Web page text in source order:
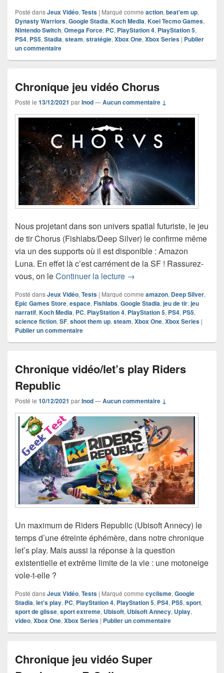
Posté dansJeux Vidéo, Tests | Marqué comme action, beat'em up,
Dynasty Warriors, Google Stadia, Koch Media, Koei Tecmo Games,
Nintendo Switch, Omega Force, PC, PlayStation 4, PlayStation 5,
PS4, PS5, Stadia, steam, stratégie, Xbox One, Xbox Series | Publier
un commentaire
Chronique jeu vidéo Chorus
Posté le 13/12/2021 parInod—Aucun commentaire ↓
Nous projetant dans son univers spatial futuriste, le jeu
de tir Chorus (Fishlabs/Deep Silver) le confirme même
via un des supports où il est disponible : Amazon
Luna. En effet là c’est carrément de la SF ! Rassurez-
vous, on leContinuer la lecture Chronique jeu vidéo
→
Posté dansJeux Vidéo, Tests | Marqué comme amazon, Deep Silver,
Epic Games Store, espace, Fishlabs, Google Stadia, jeu de tir, jeu
narratif, Koch Media, PC, PlayStation 4, PlayStation 5, PS4, PS5,
science fiction, SF, shoot them up, steam, Xbox One, Xbox Series |
Publier un commentaire
Chronique vidéo/let’s play Riders
Republic
Posté le 10/12/2021 parInod—Aucun commentaire ↓
Un maximum de Riders Republic (Ubisoft Annecy) le
temps d’une étreinte éphémère, dans notre chronique
let’s play. Mais aussi la réponse à la question
existentielle et extrême limite de la vie : une motoneige
vole-t-elle ?
Posté dansJeux Vidéo, Tests | Marqué comme cyclisme, Google
Stadia, let's play, PC, PlayStation 4, PlayStation 5, PS4, PS5, sport,
sport de glisse, sport extreme, Ubisoft, Ubisoft Annecy, Uplay,
video, Xbox One, Xbox Series | Publier un commentaire
Chronique jeu vidéo Super